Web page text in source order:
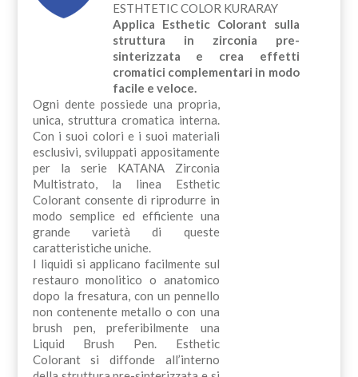
ESTHTETIC COLOR KURARAY
Applica Esthetic Colorant sulla
struttura in zirconia pre-
sinterizzata e crea effetti
cromatici complementari in modo
facile e veloce.
Ogni dente possiede una propria,
unica, struttura cromatica interna.
Con i suoi colori e i suoi materiali
esclusivi, sviluppati appositamente
per la serie KATANA Zirconia
Multistrato, la linea Esthetic
Colorant consente di riprodurre in
modo semplice ed efficiente una
grande varietà di queste
caratteristiche uniche.
I liquidi si applicano facilmente sul
restauro monolitico o anatomico
dopo la fresatura, con un pennello
non contenente metallo o con una
brush pen, preferibilmente una
Liquid Brush Pen. Esthetic
Colorant si diffonde all’interno